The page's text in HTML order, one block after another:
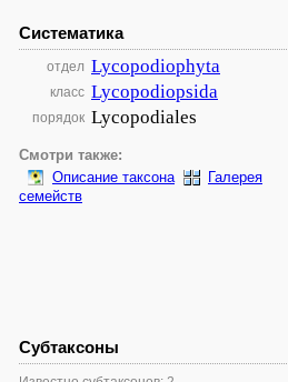
Систематика
отдел Lycopodiophyta
класс Lycopodiopsida
порядок Lycopodiales
Смотри также:
Описание таксона
Галерея
семейств
Субтаксоны